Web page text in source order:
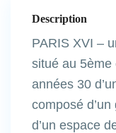
Description
PARIS XVI –
situé au 5ème
années 30
composé
d’un espace